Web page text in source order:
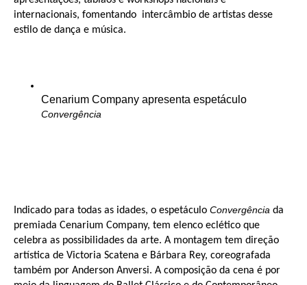
internacionais, fomentando intercâmbio de artistas desse
estilo de dança e música.
Cenarium Company apresenta espetáculo
Convergência
Indicado para todas as idades, o espetáculo Convergência da
premiada Cenarium Company, tem elenco eclético que
celebra as possibilidades da arte. A montagem tem direção
artística de Victoria Scatena e Bárbara Rey, coreografada
também por Anderson Anversi. A composição da cena é por